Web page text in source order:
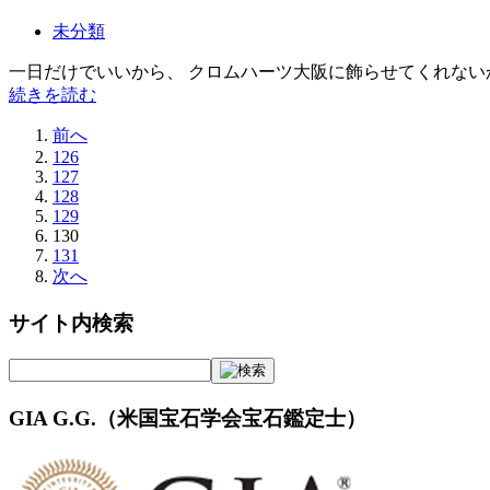
未分類
一日だけでいいから、 クロムハーツ大阪に飾らせてくれな
続きを読む
前へ
126
127
128
129
130
131
次へ
サイト内検索
GIA G.G.（米国宝石学会宝石鑑定士）